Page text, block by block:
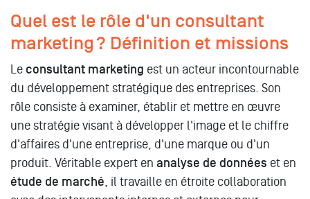
Quel est le rôle d'un consultant
marketing ? Définition et missions
Le consultant marketing est un acteur incontournable
du développement stratégique des entreprises. Son
rôle consiste à examiner, établir et mettre en œuvre
une stratégie visant à développer l'image et le chiffre
d'affaires d'une entreprise, d'une marque ou d'un
produit. Véritable expert en analyse de données et en
étude de marché, il travaille en étroite collaboration